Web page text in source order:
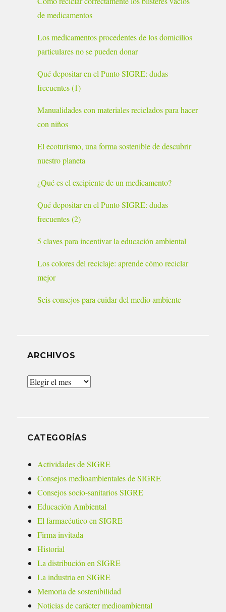
de medicamentos
Los medicamentos procedentes de los domicilios
particulares no se pueden donar
Qué depositar en el Punto SIGRE: dudas
frecuentes (1)
Manualidades con materiales reciclados para hacer
con niños
El ecoturismo, una forma sostenible de descubrir
nuestro planeta
¿Qué es el excipiente de un medicamento?
Qué depositar en el Punto SIGRE: dudas
frecuentes (2)
5 claves para incentivar la educación ambiental
Los colores del reciclaje: aprende cómo reciclar
mejor
Seis consejos para cuidar del medio ambiente
ARCHIVOS
Archivos
CATEGORÍAS
Actividades de SIGRE
Consejos medioambientales de SIGRE
Consejos socio-sanitarios SIGRE
Educación Ambiental
El farmacéutico en SIGRE
Firma invitada
Historial
La distribución en SIGRE
La industria en SIGRE
Memoria de sostenibilidad
Noticias de carácter medioambiental